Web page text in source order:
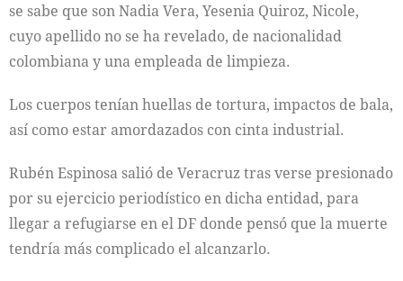
se sabe que son Nadia Vera, Yesenia Quiroz, Nicole,
cuyo apellido no se ha revelado, de nacionalidad
colombiana y una empleada de limpieza.
Los cuerpos tenían huellas de tortura, impactos de bala,
así como estar amordazados con cinta industrial.
Rubén Espinosa salió de Veracruz tras verse presionado
por su ejercicio periodístico en dicha entidad, para
llegar a refugiarse en el DF donde pensó que la muerte
tendría más complicado el alcanzarlo.